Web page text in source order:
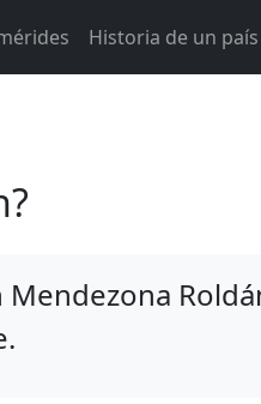
Historia de un